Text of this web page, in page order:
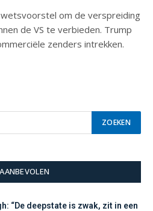
wetsvoorstel om de verspreiding
de VS te verbieden. Trump
zenders intrekken.
AANBEVOLEN
“De deepstate is zwak, zit in een